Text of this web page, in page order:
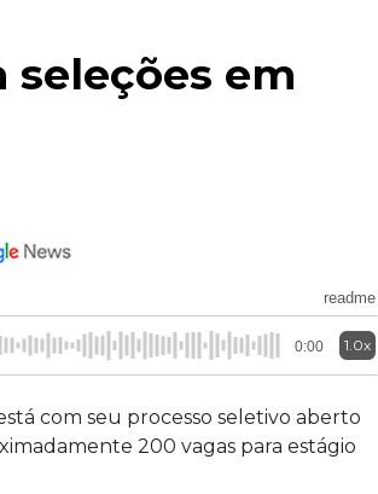
seleções em
readme
0:00 1.0x
com seu processo seletivo aberto
200 vagas para estágio